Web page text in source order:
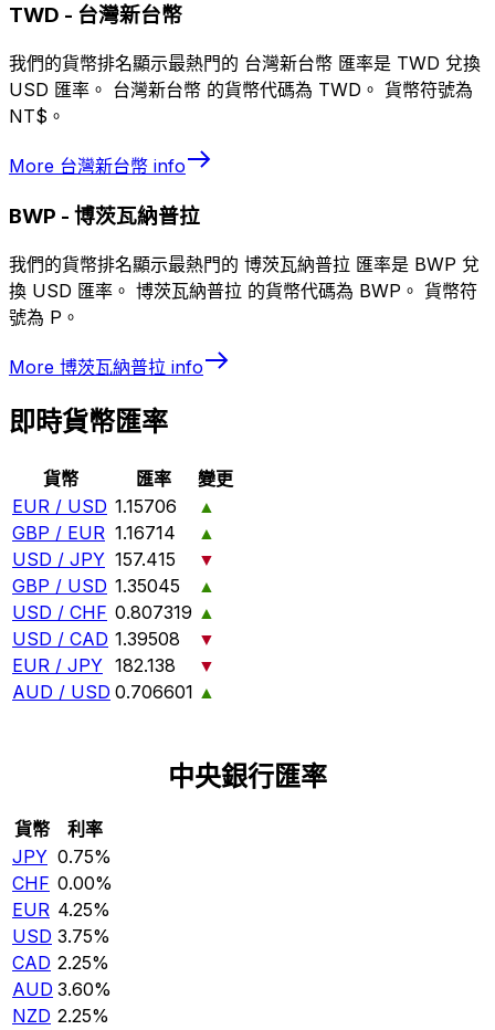
TWD - 台灣新台幣
我們的貨幣排名顯示最熱門的 台灣新台幣 匯率是 TWD 兌換
USD 匯率。 台灣新台幣 的貨幣代碼為 TWD。 貨幣符號為
NT$。
More 台灣新台幣 info
BWP - 博茨瓦納普拉
我們的貨幣排名顯示最熱門的 博茨瓦納普拉 匯率是 BWP 兌
換 USD 匯率。 博茨瓦納普拉 的貨幣代碼為 BWP。 貨幣符
號為 P。
More 博茨瓦納普拉 info
即時貨幣匯率
貨幣 匯率
變更
EUR / USD 1.15706
▲
GBP / EUR 1.16714
▲
USD / JPY 157.415
▼
GBP / USD 1.35045
▲
USD / CHF 0.807319 ▲
USD / CAD 1.39508
▼
EUR / JPY 182.138
▼
AUD / USD 0.706601 ▲
中央銀行匯率
貨幣
利率
JPY 0.75%
CHF 0.00%
EUR 4.25%
USD 3.75%
CAD 2.25%
AUD 3.60%
NZD 2.25%